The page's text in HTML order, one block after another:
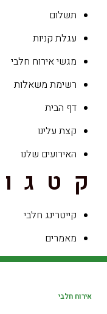
תשלום
עגלת קניות
מגשי אירוח חלבי
רשימת משאלות
דף הבית
קצת עלינו
האירועים שלנו
קייטרינג חלבי
מאמרים
אירוח חלבי